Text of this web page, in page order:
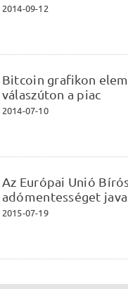
2014-09-12
Bitcoin grafikon
válaszúton a piac
2014-07-10
Az Európai Unió
adómentességet
2015-07-19